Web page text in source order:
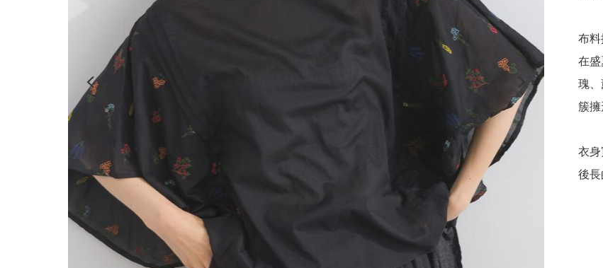
布
在
瑰
簇擁
衣
後長